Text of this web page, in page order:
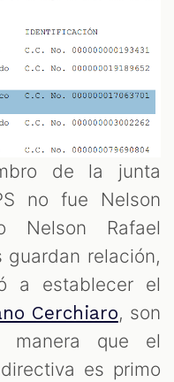
de la junta
no fue Nelson
Nelson Rafael
guardan relación,
a establecer el
Cerchiaro, son
que el
es primo